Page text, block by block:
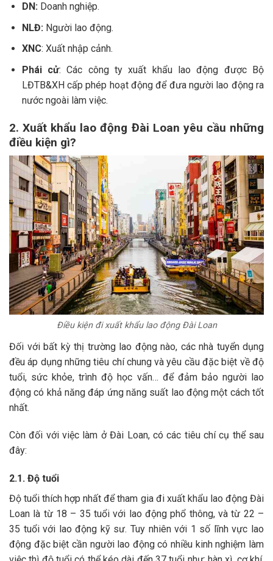
DN:Doanh nghiệp.
NLĐ: Người lao động.
XNC: Xuất nhập cảnh.
Phái cử: Các công ty xuất khẩu lao động được Bộ
LĐTB&XH cấp phép hoạt động để đưa người lao động ra
nước ngoài làm việc.
2. Xuất khẩu lao động Đài Loan yêu cầu những
điều kiện gì?
Điều kiện đi xuất khẩu lao động Đài Loan
Đối với bất kỳ thị trường lao động nào, các nhà tuyển dụng
đều áp dụng những tiêu chí chung và yêu cầu đặc biệt về độ
tuổi, sức khỏe, trình độ học vấn… để đảm bảo người lao
động có khả năng đáp ứng năng suất lao động một cách tốt
nhất.
Còn đối với việc làm ở Đài Loan, có các tiêu chí cụ thể sau
đây:
2.1. Độ tuổi
Độ tuổi thích hợp nhất để tham gia đi xuất khẩu lao động Đài
Loan là từ 18 – 35 tuổi với lao động phổ thông, và từ 22 –
35 tuổi với lao động kỹ sư. Tuy nhiên với 1 số lĩnh vực lao
động đặc biệt cần người lao động có nhiều kinh nghiệm làm